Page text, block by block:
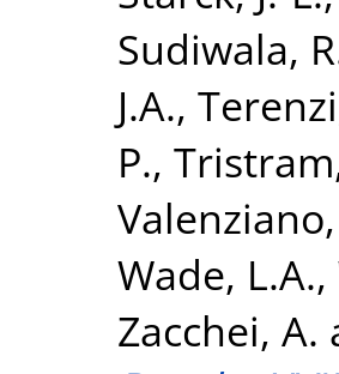
Sudiwala,
J.A.,
P.,
Wade, L.A.,
Zacchei, A.